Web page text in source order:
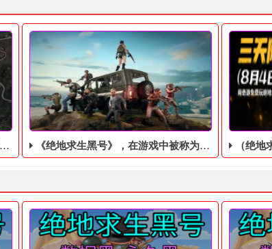
《绝地求生黑号》，在游戏中被称为“中世纪风格的GTA” （绝地求